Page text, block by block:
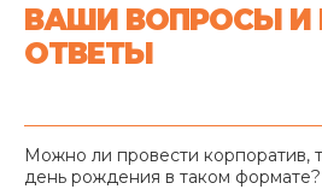
ВАШИ ВОПРОСЫ
ОТВЕТЫ
Можно ли провести корпоратив,
день рождения в таком формате?